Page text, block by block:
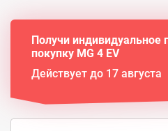
Получи индивидуальное
покупку MG 4 EV
Действует до 17 августа